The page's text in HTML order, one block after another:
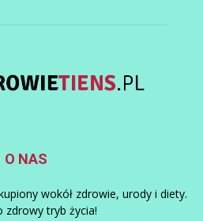
O NAS
wokół zdrowie, urody i diety.
zdrowy tryb życia!